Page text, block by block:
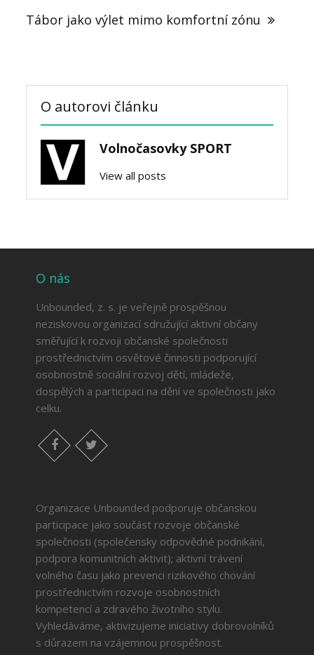
Tábor jako výlet mimo komfortní zónu
O autorovi článku
Volnočasovky SPORT
View all posts
O nás
Unbounded, z. s. je veřejně prospěšnou
neziskovou organizací sdružující aktivní občany
směřující k rozvoji občanské společnosti
prostřednictvím osvětové činnosti podporující
osobnostně sociální rozvoj dětí, mládeže,
dospělých a participaci na dění ve společnosti jako
celku.
facebook twitter
Organizace Unbounded podporuje občanskou
participace jako součást rozvoje občanské
společnosti (společensky odpovědné podnikání,
podpora komunitních aktivit); aktivní trávení
volného času jako prevenci rizikového chování
prostřednictvím rozvoje osobnostních
kompetencí a zdravého životního stylu.
Vyhledáváme, aktivizujeme iniciativy dobrovolníků
s důrazem na vzájemnou prospěšnost.